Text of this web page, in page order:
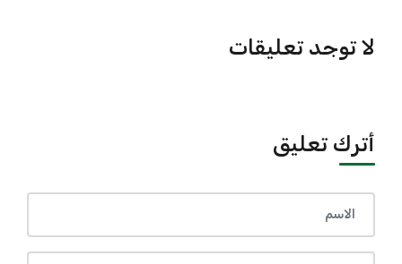
لا توجد تعليقات
أترك تعليق